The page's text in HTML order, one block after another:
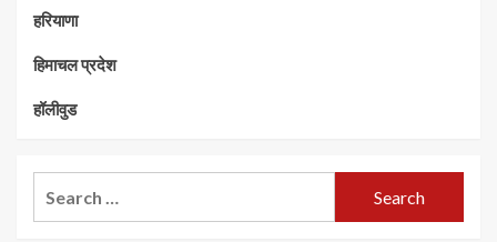
हरियाणा
हिमाचल प्रदेश
हॉलीवुड